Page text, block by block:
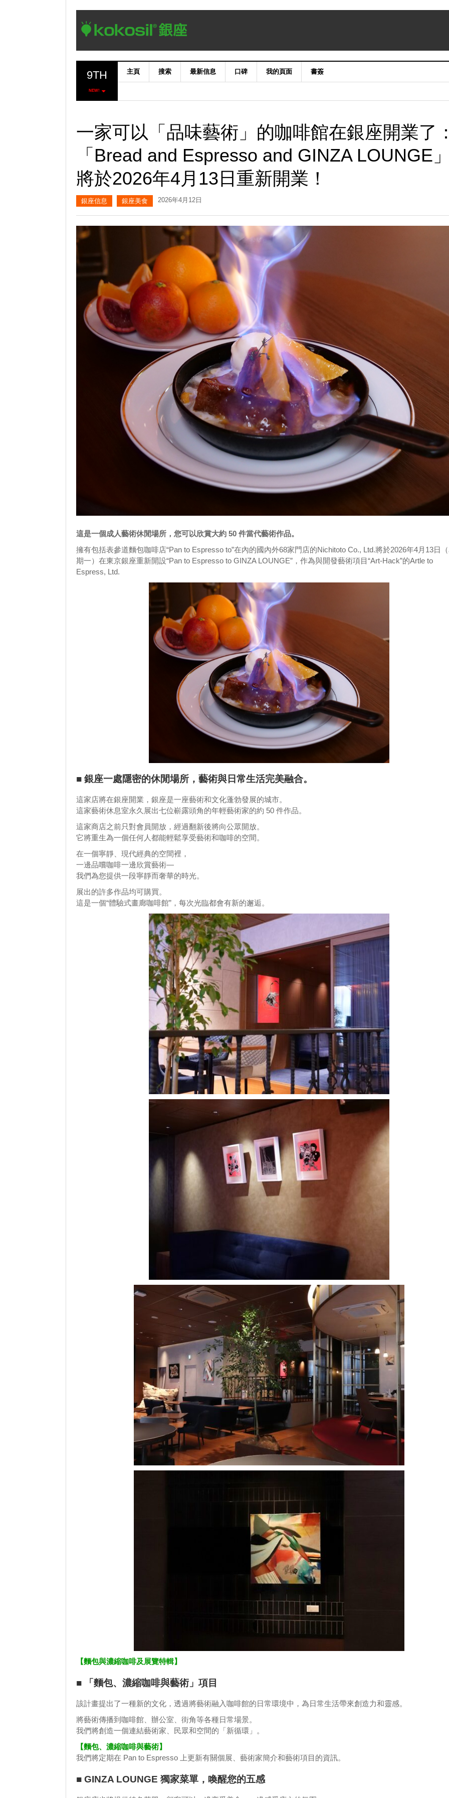
9TH
NEW!
主頁 搜索 最新信息 口碑 我的頁面 書簽
一家可以「品味藝術」的咖啡館在銀座開業了
「Bread and Espresso and GINZA LOUNGE
將於2026年4月13日重新開業！
銀座信息 銀座美食 2026年4月12日
這是一個成人藝術休閒場所，您可以欣賞大約 50 件當代藝術作品。
擁有包括表參道麵包咖啡店“Pan to Espresso to”在內的國內外68家門店的Nichitoto Co., Ltd.將於2026年4月13日
期一）在東京銀座重新開設“Pan to Espresso to GINZA LOUNGE”，作為與開發藝術項目“Art-Hack”的Artle to
Espress, Ltd.
■ 銀座一處隱密的休閒場所，藝術與日常生活完美融合。
這家店將在銀座開業，銀座是一座藝術和文化蓬勃發展的城市。
這家藝術休息室永久展出七位嶄露頭角的年輕藝術家的約 50 件作品。
這家商店之前只對會員開放，經過翻新後將向公眾開放。
它將重生為一個任何人都能輕鬆享受藝術和咖啡的空間。
在一個寧靜、現代經典的空間裡，
一邊品嚐咖啡一邊欣賞藝術—
我們為您提供一段寧靜而奢華的時光。
展出的許多作品均可購買。
這是一個“體驗式畫廊咖啡館”，每次光臨都會有新的邂逅。
【麵包與濃縮咖啡及展覽特輯】
■ 「麵包、濃縮咖啡與藝術」項目
該計畫提出了一種新的文化，透過將藝術融入咖啡館的日常環境中，為日常生活帶來創造力和靈感。
將藝術傳播到咖啡館、辦公室、街角等各種日常場景。
我們將創造一個連結藝術家、民眾和空間的「新循環」。
【麵包、濃縮咖啡與藝術】
我們將定期在 Pan to Espresso 上更新有關個展、藝術家簡介和藝術項目的資訊。
■ GINZA LOUNGE 獨家菜單，喚醒您的五感